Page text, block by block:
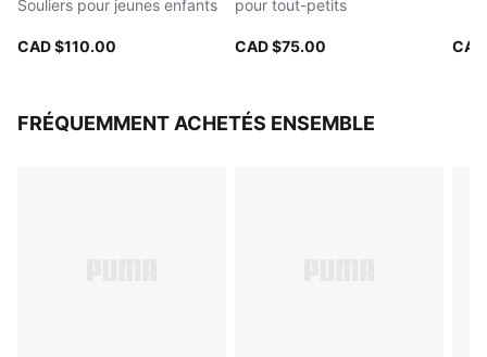
Détails de comarquage
PUMA Bébé : Recommandé pour les tout-petits
Souliers pour jeunes enfants
CAD $110.00
pour tout-petits
CAD $75.00
FRÉQUEMMENT ACHETÉS ENSEMBLE